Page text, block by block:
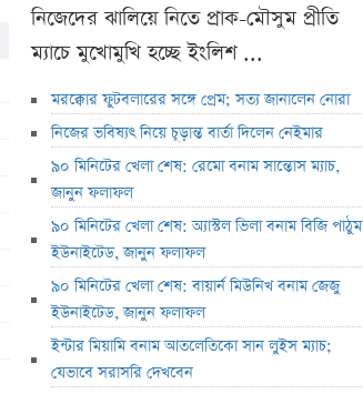
নিজেদের ঝালিয়ে নিতে প্রাক-মৌসুম প্রীতি
ম্যাচে মুখোমুখি হচ্ছে ইংলিশ ...
মরক্কোর ফুটবলারের সঙ্গে প্রেম; সত্য জানালেন নোরা
নিজের ভবিষ্যৎ নিয়ে চূড়ান্ত বার্তা দিলেন নেইমার
৯০ মিনিটের খেলা শেষ: রেমো বনাম সান্তোস ম্যাচ,
জানুন ফলাফল
৯০ মিনিটের খেলা শেষ: অ্যাস্টল ভিলা বনাম বিজি পাঠুম
ইউনাইটেড, জানুন ফলাফল
৯০ মিনিটের খেলা শেষ: বায়ার্ন মিউনিখ বনাম জেজু
ইউনাইটেড, জানুন ফলাফল
ইন্টার মিয়ামি বনাম আতলেতিকো সান লুইস ম্যাচ;
যেভাবে সরাসরি দেখবেন